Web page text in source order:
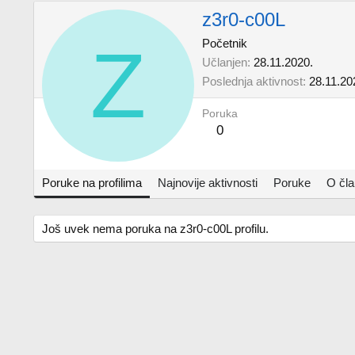
Z
z3r0-c00L
Početnik
Učlanjen 28.11.2020.
Poslednja aktivnost
Poruka
0
Poruke na profilima Najnovije aktivnosti Poruke O
Još uvek nema poruka na z3r0-c00L profilu.